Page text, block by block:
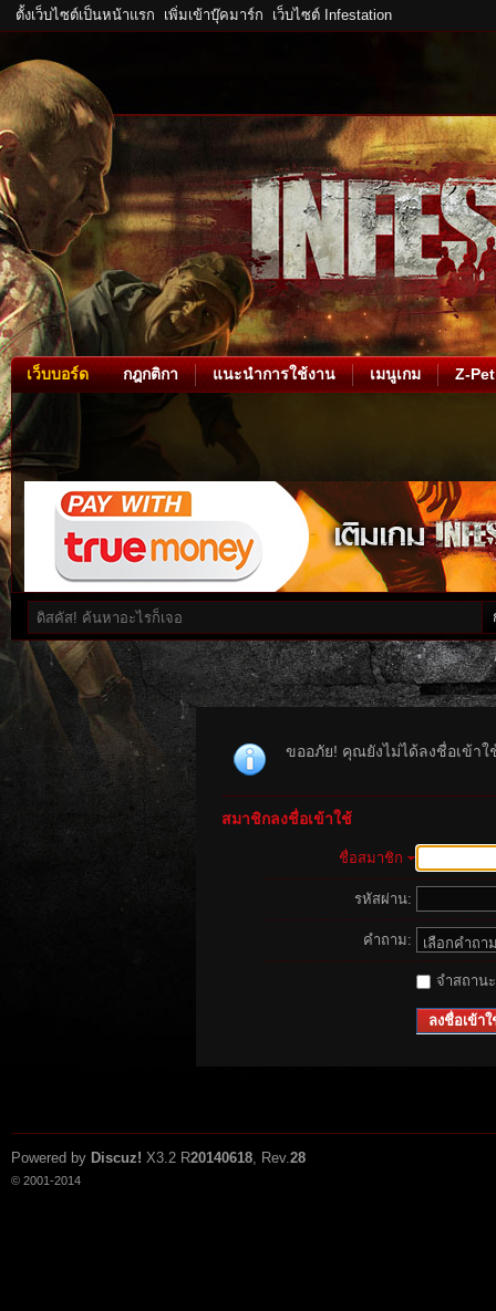
ตั้งเว็บไซต์เป็นหน้าแรก เพิ่มเข้าบุ๊คมาร์ก เว็บไซต์ Infestation
เว็บบอร์ด กฎกติกา แนะนำการใช้งาน เมนูเกม Z-Pet
ขออภัย! คุณยังไม่ได้ลงชื่อเข้า
สมาชิกลงชื่อเข้าใช้
ชื่อสมาชิก
รหัสผ่าน:
คำถาม:
จำสถาน
ลงชื่อเข้าใ
Powered by Discuz! X3.2 R20140618, Rev.28
© 2001-2014